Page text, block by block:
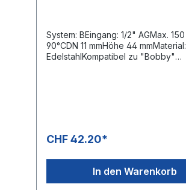
System: BEingang: 1/2" AGMax.
90°CDN 11 mmHöhe 44 mmMaterial:
EdelstahlKompatibel zu "Bobby"
CHF 42.20*
In den Warenkorb